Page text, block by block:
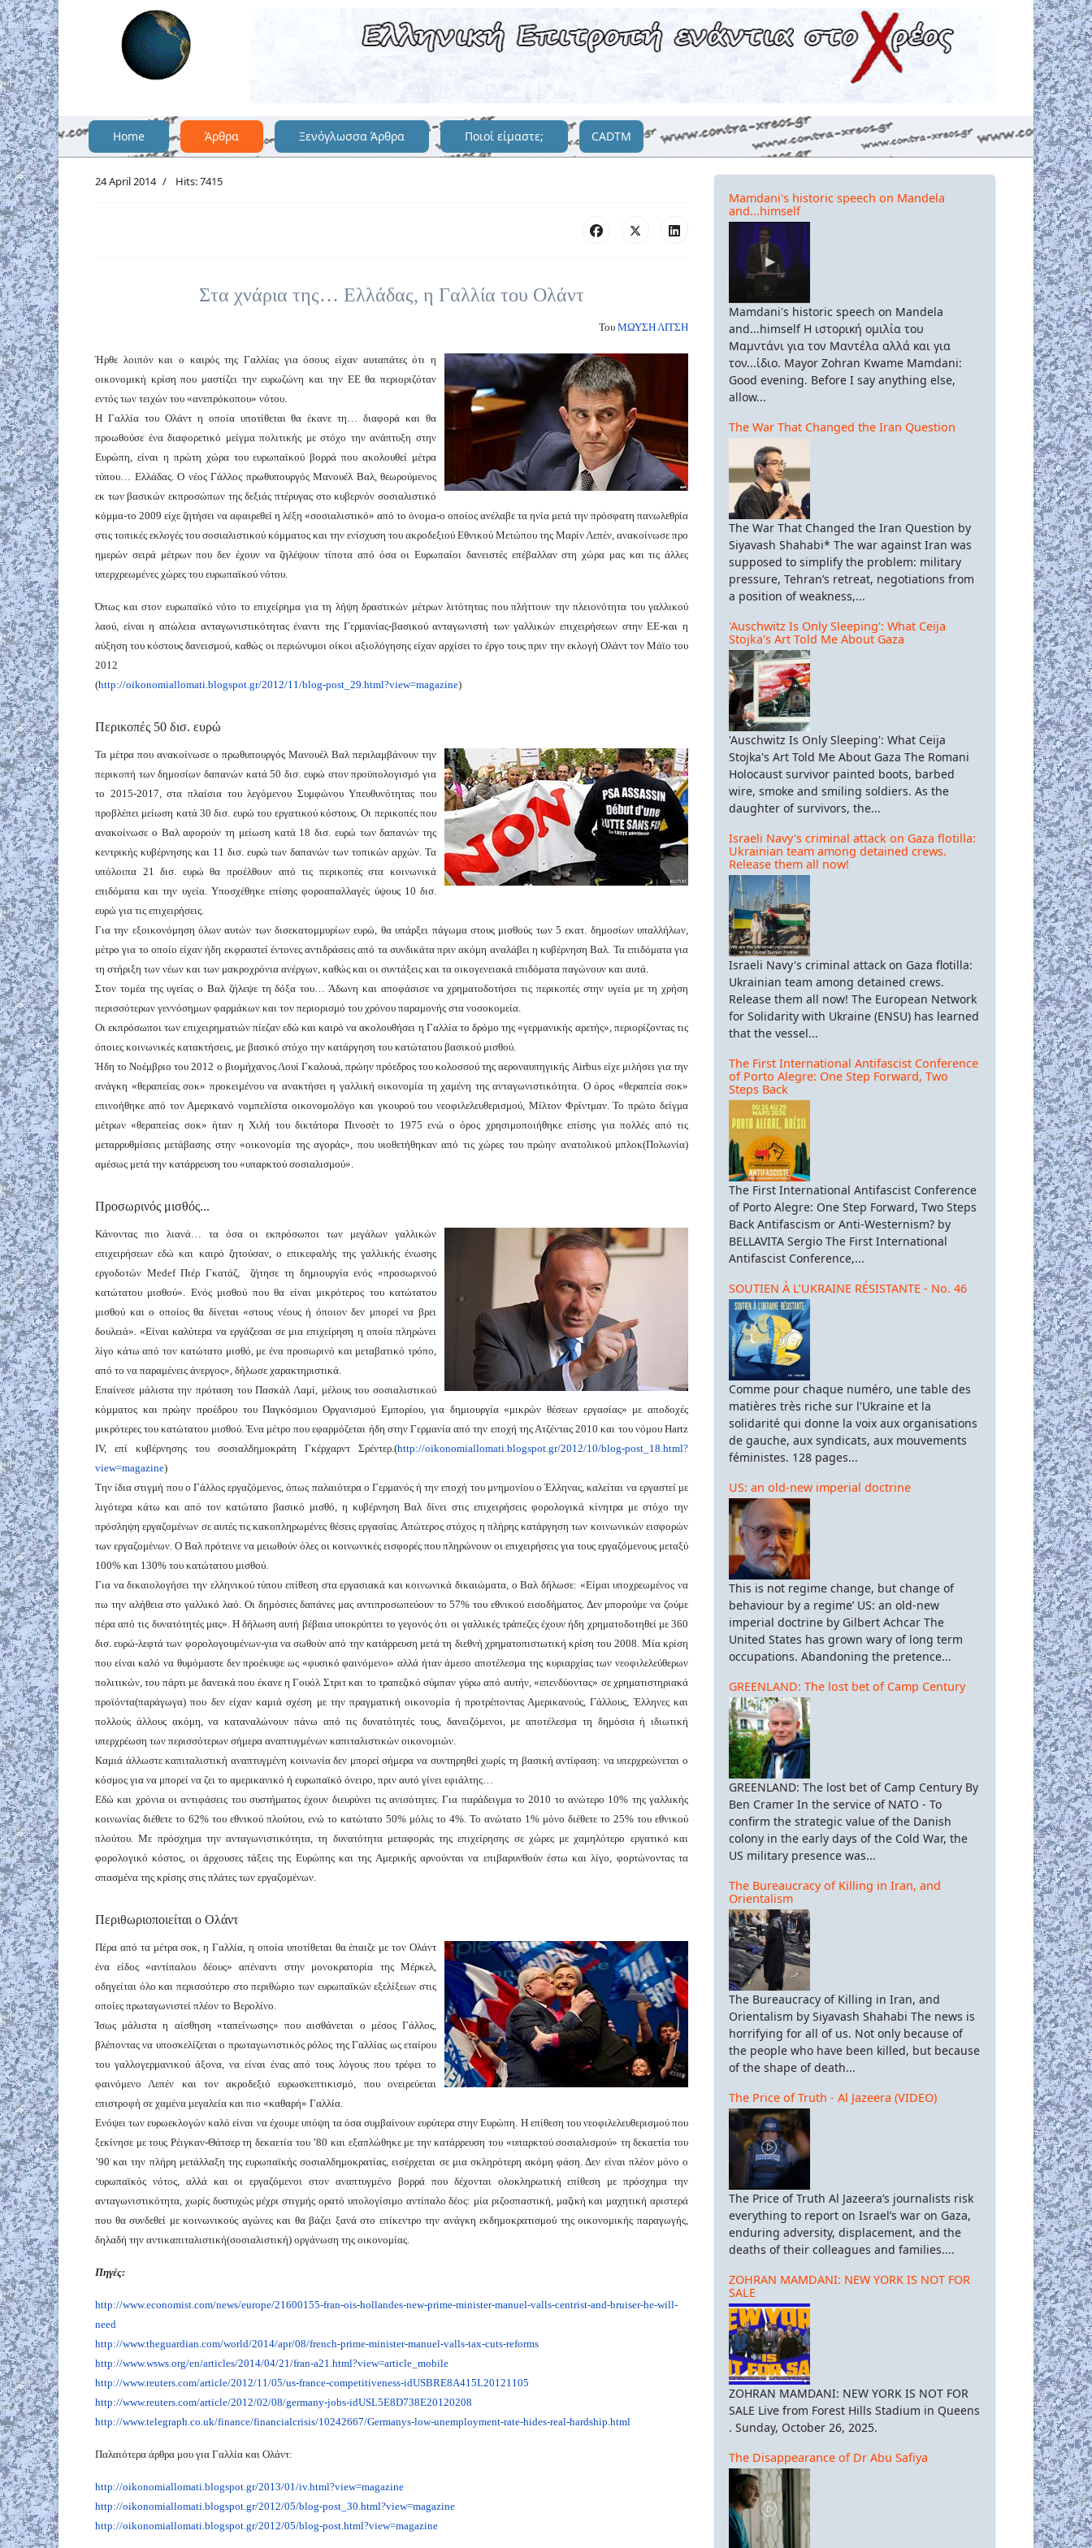
Home Άρθρα Ξενόγλωσσα Άρθρα Ποιοί είμαστε; CADTM
24 April 2014 Hits: 7415
Στα χνάρια της… Ελλάδας, η Γαλλία του Ολάντ
Του ΜΩΥΣΗ ΛΙΤΣΗ
Ήρθε λοιπόν και ο καιρός της Γαλλίας για όσους είχαν αυταπάτες ότι η
οικονομική κρίση που μαστίζει την ευρωζώνη και την ΕΕ θα περιοριζόταν
εντός των τειχών του «ανεπρόκοπου» νότου.
Η Γαλλία του Ολάντ η οποία υποτίθεται θα έκανε τη… διαφορά και θα
προωθούσε ένα διαφορετικό μείγμα πολιτικής με στόχο την ανάπτυξη στην
Ευρώπη, είναι η πρώτη χώρα του ευρωπαϊκού βορρά που ακολουθεί μέτρα
τύπου… Ελλάδας. Ο νέος Γάλλος πρωθυπουργός Μανουέλ Βαλ, θεωρούμενος
εκ των βασικών εκπροσώπων της δεξιάς πτέρυγας στο κυβερνόν σοσιαλιστικό
κόμμα-το 2009 είχε ζητήσει να αφαιρεθεί η λέξη «σοσιαλιστικό» από το όνομα-ο οποίος ανέλαβε τα ηνία μετά την πρόσφατη πανωλεθρία
στις τοπικές εκλογές του σοσιαλιστικού κόμματος και την ενίσχυση του ακροδεξιού Εθνικού Μετώπου της Μαρίν Λεπέν, ανακοίνωσε προ
ημερών σειρά μέτρων που δεν έχουν να ζηλέψουν τίποτα από όσα οι Ευρωπαίοι δανειστές επέβαλλαν στη χώρα μας και τις άλλες
υπερχρεωμένες χώρες του ευρωπαϊκού νότου.
Όπως και στον ευρωπαϊκό νότο το επιχείρημα για τη λήψη δραστικών μέτρων λιτότητας που πλήττουν την πλειονότητα του γαλλικού
λαού, είναι η απώλεια ανταγωνιστικότητας έναντι της Γερμανίας-βασικού ανταγωνιστή των γαλλικών επιχειρήσεων στην ΕΕ-και η
αύξηση του κόστους δανεισμού, καθώς οι περιώνυμοι οίκοι αξιολόγησης είχαν αρχίσει το έργο τους πριν την εκλογή Ολάντ τον Μάϊο του
2012
(http://oikonomiallomati.blogspot.gr/2012/11/blog-post_29.html?view=magazine)
Περικοπές 50 δισ. ευρώ
Τα μέτρα που ανακοίνωσε ο πρωθυπουργός Μανουέλ Βαλ περιλαμβάνουν την
περικοπή των δημοσίων δαπανών κατά 50 δισ. ευρώ στον προϋπολογισμό για
το 2015-2017, στα πλαίσια του λεγόμενου Συμφώνου Υπευθυνότητας που
προβλέπει μείωση κατά 30 δισ. ευρώ του εργατικού κόστους. Οι περικοπές που
ανακοίνωσε ο Βαλ αφορούν τη μείωση κατά 18 δισ. ευρώ των δαπανών της
κεντρικής κυβέρνησης και 11 δισ. ευρώ των δαπανών των τοπικών αρχών. Τα
υπόλοιπα 21 δισ. ευρώ θα προέλθουν από τις περικοπές στα κοινωνικά
επιδόματα και την υγεία. Υποσχέθηκε επίσης φοροαπαλλαγές ύψους 10 δισ.
ευρώ για τις επιχειρήσεις.
Για την εξοικονόμηση όλων αυτών των δισεκατομμυρίων ευρώ, θα υπάρξει πάγωμα στους μισθούς των 5 εκατ. δημοσίων υπαλλήλων,
μέτρο για το οποίο είχαν ήδη εκφραστεί έντονες αντιδράσεις από τα συνδικάτα πριν ακόμη αναλάβει η κυβέρνηση Βαλ. Τα επιδόματα για
τη στήριξη των νέων και των μακροχρόνια ανέργων, καθώς και οι συντάξεις και τα οικογενειακά επιδόματα παγώνουν και αυτά.
Στον τομέα της υγείας ο Βαλ ζήλεψε τη δόξα του… Άδωνη και αποφάσισε να χρηματοδοτήσει τις περικοπές στην υγεία με τη χρήση
περισσότερων γεννόσημων φαρμάκων και τον περιορισμό του χρόνου παραμονής στα νοσοκομεία.
Οι εκπρόσωποι των επιχειρηματιών πίεζαν εδώ και καιρό να ακολουθήσει η Γαλλία το δρόμο της «γερμανικής αρετής», περιορίζοντας τις
όποιες κοινωνικές κατακτήσεις, με βασικό στόχο την κατάργηση του κατώτατου βασικού μισθού.
Ήδη το Νοέμβριο του 2012 ο βιομήχανος Λουί Γκαλουά, πρώην πρόεδρος του κολοσσού της αεροναυπηγικής Airbus είχε μιλήσει για την
ανάγκη «θεραπείας σοκ» προκειμένου να ανακτήσει η γαλλική οικονομία τη χαμένη της ανταγωνιστικότητα. Ο όρος «θεραπεία σοκ»
επινοήθηκε από τον Αμερικανό νομπελίστα οικονομολόγο και γκουρού του νεοφιλελευθερισμού, Μίλτον Φρίντμαν. Το πρώτο δείγμα
μέτρων «θεραπείας σοκ» ήταν η Χιλή του δικτάτορα Πινοσέτ το 1975 ενώ ο όρος χρησιμοποιήθηκε επίσης για πολλές από τις
μεταρρυθμίσεις μετάβασης στην «οικονομία της αγοράς», που υιοθετήθηκαν από τις χώρες του πρώην ανατολικού μπλοκ(Πολωνία)
αμέσως μετά την κατάρρευση του «υπαρκτού σοσιαλισμού».
Προσωρινός μισθός...
Κάνοντας πιο λιανά… τα όσα οι εκπρόσωποι των μεγάλων γαλλικών
επιχειρήσεων εδώ και καιρό ζητούσαν, ο επικεφαλής της γαλλικής ένωσης
εργοδοτών Medef Πιέρ Γκατάζ, ζήτησε τη δημιουργία ενός «προσωρινού
κατώτατου μισθού». Ενός μισθού που θα είναι μικρότερος του κατώτατου
μισθού και ο οποίος θα δίνεται «στους νέους ή όποιον δεν μπορεί να βρει
δουλειά». «Είναι καλύτερα να εργάζεσαι σε μια επιχείρηση η οποία πληρώνει
λίγο κάτω από τον κατώτατο μισθό, με ένα προσωρινό και μεταβατικό τρόπο,
από το να παραμένεις άνεργος», δήλωσε χαρακτηριστικά.
Επαίνεσε μάλιστα την πρόταση του Πασκάλ Λαμί, μέλους του σοσιαλιστικού
κόμματος και πρώην προέδρου του Παγκόσμιου Οργανισμού Εμπορίου, για δημιουργία «μικρών θέσεων εργασίας» με αποδοχές
μικρότερες του κατώτατου μισθού. Ένα μέτρο που εφαρμόζεται ήδη στην Γερμανία από την εποχή της Ατζέντας 2010 και του νόμου Hartz
IV, επί κυβέρνησης του σοσιαλδημοκράτη Γκέρχαρντ Σρέντερ.(http://oikonomiallomati.blogspot.gr/2012/10/blog-post_18.html?
view=magazine)
Την ίδια στιγμή που ο Γάλλος εργαζόμενος, όπως παλαιότερα ο Γερμανός ή την εποχή του μνημονίου ο Έλληνας, καλείται να εργαστεί με
λιγότερα κάτω και από τον κατώτατο βασικό μισθό, η κυβέρνηση Βαλ δίνει στις επιχειρήσεις φορολογικά κίνητρα με στόχο την
πρόσληψη εργαζομένων σε αυτές τις κακοπληρωμένες θέσεις εργασίας. Απώτερος στόχος η πλήρης κατάργηση των κοινωνικών εισφορών
των εργαζομένων. Ο Βαλ πρότεινε να μειωθούν όλες οι κοινωνικές εισφορές που πληρώνουν οι επιχειρήσεις για τους εργαζόμενους μεταξύ
100% και 130% του κατώτατου μισθού.
Για να δικαιολογήσει την ελληνικού τύπου επίθεση στα εργασιακά και κοινωνικά δικαιώματα, ο Βαλ δήλωσε: «Είμαι υποχρεωμένος να
πω την αλήθεια στο γαλλικό λαό. Οι δημόσιες δαπάνες μας αντιπροσωπεύουν το 57% του εθνικού εισοδήματος. Δεν μπορούμε να ζούμε
πέρα από τις δυνατότητές μας». Η δήλωση αυτή βέβαια υποκρύπτει το γεγονός ότι οι γαλλικές τράπεζες έχουν ήδη χρηματοδοτηθεί με 360
δισ. ευρώ-λεφτά των φορολογουμένων-για να σωθούν από την κατάρρευση μετά τη διεθνή χρηματοπιστωτική κρίση του 2008. Μία κρίση
που είναι καλό να θυμόμαστε δεν προέκυψε ως «φυσικό φαινόμενο» αλλά ήταν άμεσο αποτέλεσμα της κυριαρχίας των νεοφιλελεύθερων
πολιτικών, του πάρτι με δανεικά που έκανε η Γουόλ Στριτ και το τραπεζικό σύμπαν γύρω από αυτήν, «επενδύοντας» σε χρηματιστηριακά
προϊόντα(παράγωγα) που δεν είχαν καμιά σχέση με την πραγματική οικονομία ή προτρέποντας Αμερικανούς, Γάλλους, Έλληνες και
πολλούς άλλους ακόμη, να καταναλώνουν πάνω από τις δυνατότητές τους, δανειζόμενοι, με αποτέλεσμα τη δημόσια ή ιδιωτική
υπερχρέωση των περισσότερων σήμερα αναπτυγμένων καπιταλιστικών οικονομιών.
Καμιά άλλωστε καπιταλιστική αναπτυγμένη κοινωνία δεν μπορεί σήμερα να συντηρηθεί χωρίς τη βασική αντίφαση: να υπερχρεώνεται ο
κόσμος για να μπορεί να ζει το αμερικανικό ή ευρωπαϊκό όνειρο, πριν αυτό γίνει εφιάλτης…
Εδώ και χρόνια οι αντιφάσεις του συστήματος έχουν διευρύνει τις ανισότητες. Για παράδειγμα το 2010 το ανώτερο 10% της γαλλικής
κοινωνίας διέθετε το 62% του εθνικού πλούτου, ενώ το κατώτατο 50% μόλις το 4%. Το ανώτατο 1% μόνο διέθετε το 25% του εθνικού
πλούτου. Με πρόσχημα την ανταγωνιστικότητα, τη δυνατότητα μεταφοράς της επιχείρησης σε χώρες με χαμηλότερο εργατικό και
φορολογικό κόστος, οι άρχουσες τάξεις της Ευρώπης και της Αμερικής αρνούνται να επιβαρυνθούν έστω και λίγο, φορτώνοντας τα
σπασμένα της κρίσης στις πλάτες των εργαζομένων.
Περιθωριοποιείται ο Ολάντ
Πέρα από τα μέτρα σοκ, η Γαλλία, η οποία υποτίθεται θα έπαιζε με τον Ολάντ
ένα είδος «αντίπαλου δέους» απέναντι στην μονοκρατορία της Μέρκελ,
οδηγείται όλο και περισσότερο στο περιθώριο των ευρωπαϊκών εξελίξεων στις
οποίες πρωταγωνιστεί πλέον το Βερολίνο.
Ίσως μάλιστα η αίσθηση «ταπείνωσης» που αισθάνεται ο μέσος Γάλλος,
βλέποντας να υποσκελίζεται ο πρωταγωνιστικός ρόλος της Γαλλίας ως εταίρου
του γαλλογερμανικού άξονα, να είναι ένας από τους λόγους που τρέφει το
φαινόμενο Λεπέν και τον ακροδεξιό ευρωσκεπτικισμό, που ονειρεύεται
επιστροφή σε χαμένα μεγαλεία και πιο «καθαρή» Γαλλία.
Ενόψει των ευρωεκλογών καλό είναι να έχουμε υπόψη τα όσα συμβαίνουν ευρύτερα στην Ευρώπη. Η επίθεση του νεοφιλελευθερισμού που
ξεκίνησε με τους Ρέιγκαν-Θάτσερ τη δεκαετία του ’80 και εξαπλώθηκε με την κατάρρευση του «υπαρκτού σοσιαλισμού» τη δεκαετία του
’90 και την πλήρη μετάλλαξη της ευρωπαϊκής σοσιαλδημοκρατίας, εισέρχεται σε μια σκληρότερη ακόμη φάση. Δεν είναι πλέον μόνο ο
ευρωπαϊκός νότος, αλλά και οι εργαζόμενοι στον αναπτυγμένο βορρά που δέχονται ολοκληρωτική επίθεση με πρόσχημα την
ανταγωνιστικότητα, χωρίς δυστυχώς μέχρι στιγμής ορατό υπολογίσιμο αντίπαλο δέος: μία ριζοσπαστική, μαζική και μαχητική αριστερά
που θα συνδεθεί με κοινωνικούς αγώνες και θα βάζει ξανά στο επίκεντρο την ανάγκη εκδημοκρατισμού της οικονομικής παραγωγής,
δηλαδή την αντικαπιταλιστική(σοσιαλιστική) οργάνωση της οικονομίας.
Πηγές:
http://www.economist.com/news/europe/21600155-fran-ois-hollandes-new-prime-minister-manuel-valls-centrist-and-bruiser-he-will-
need
http://www.theguardian.com/world/2014/apr/08/french-prime-minister-manuel-valls-tax-cuts-reforms
http://www.wsws.org/en/articles/2014/04/21/fran-a21.html?view=article_mobile
http://www.reuters.com/article/2012/11/05/us-france-competitiveness-idUSBRE8A415L20121105
http://www.reuters.com/article/2012/02/08/germany-jobs-idUSL5E8D738E20120208
http://www.telegraph.co.uk/finance/financialcrisis/10242667/Germanys-low-unemployment-rate-hides-real-hardship.html
Παλαιότερα άρθρα μου για Γαλλία και Ολάντ:
http://oikonomiallomati.blogspot.gr/2013/01/iv.html?view=magazine
http://oikonomiallomati.blogspot.gr/2012/05/blog-post_30.html?view=magazine
http://oikonomiallomati.blogspot.gr/2012/05/blog-post.html?view=magazine
Mamdani's historic speech on Mandela
and...himself
Mamdani's historic speech on Mandela
and...himself Η ιστορική ομιλία του
Μαμντάνι για τον Μαντέλα αλλά και για
τον...ίδιο. Mayor Zohran Kwame Mamdani:
Good evening. Before I say anything else,
allow...
The War That Changed the Iran Question
The War That Changed the Iran Question by
Siyavash Shahabi* The war against Iran was
supposed to simplify the problem: military
pressure, Tehran’s retreat, negotiations from
a position of weakness,...
'Auschwitz Is Only Sleeping': What Ceija
Stojka's Art Told Me About Gaza
'Auschwitz Is Only Sleeping': What Ceija
Stojka's Art Told Me About Gaza The Romani
Holocaust survivor painted boots, barbed
wire, smoke and smiling soldiers. As the
daughter of survivors, the...
Israeli Navy's criminal attack on Gaza flotilla:
Ukrainian team among detained crews.
Release them all now!
Israeli Navy's criminal attack on Gaza flotilla:
Ukrainian team among detained crews.
Release them all now! The European Network
for Solidarity with Ukraine (ENSU) has learned
that the vessel...
The First International Antifascist Conference
of Porto Alegre: One Step Forward, Two
Steps Back
The First International Antifascist Conference
of Porto Alegre: One Step Forward, Two Steps
Back Antifascism or Anti-Westernism? by
BELLAVITA Sergio The First International
Antifascist Conference,...
SOUTIEN À L’UKRAINE RÉSISTANTE - No. 46
Comme pour chaque numéro, une table des
matières très riche sur l'Ukraine et la
solidarité qui donne la voix aux organisations
de gauche, aux syndicats, aux mouvements
féministes. 128 pages...
US: an old-new imperial doctrine
This is not regime change, but change of
behaviour by a regime’ US: an old-new
imperial doctrine by Gilbert Achcar The
United States has grown wary of long term
occupations. Abandoning the pretence...
GREENLAND: The lost bet of Camp Century
GREENLAND: The lost bet of Camp Century By
Ben Cramer In the service of NATO - To
confirm the strategic value of the Danish
colony in the early days of the Cold War, the
US military presence was...
The Bureaucracy of Killing in Iran, and
Orientalism
The Bureaucracy of Killing in Iran, and
Orientalism by Siyavash Shahabi The news is
horrifying for all of us. Not only because of
the people who have been killed, but because
of the shape of death...
The Price of Truth - Al Jazeera (VIDEO)
The Price of Truth Al Jazeera’s journalists risk
everything to report on Israel’s war on Gaza,
enduring adversity, displacement, and the
deaths of their colleagues and families....
ZOHRAN MAMDANI: NEW YORK IS NOT FOR
SALE
ZOHRAN MAMDANI: NEW YORK IS NOT FOR
SALE Live from Forest Hills Stadium in Queens
. Sunday, October 26, 2025.
The Disappearance of Dr Abu Safiya